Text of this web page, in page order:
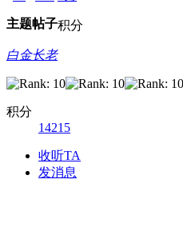
主题帖子积分
白金长老
积分
14215
收听TA
发消息